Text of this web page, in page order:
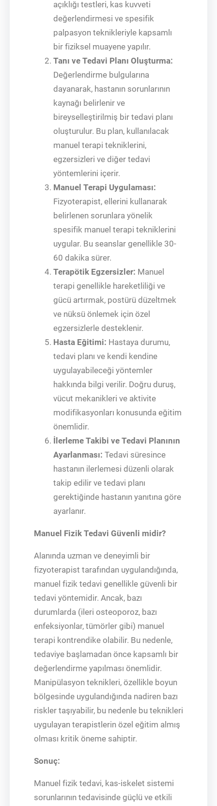
açıklığı testleri, kas kuvveti
değerlendirmesi ve spesifik
palpasyon teknikleriyle kapsamlı
bir fiziksel muayene yapılır.
Tanı ve Tedavi Planı Oluşturma:
Değerlendirme bulgularına
dayanarak, hastanın sorunlarının
kaynağı belirlenir ve
bireyselleştirilmiş bir tedavi planı
oluşturulur. Bu plan, kullanılacak
manuel terapi tekniklerini,
egzersizleri ve diğer tedavi
yöntemlerini içerir.
Manuel Terapi Uygulaması:
Fizyoterapist, ellerini kullanarak
belirlenen sorunlara yönelik
spesifik manuel terapi tekniklerini
uygular. Bu seanslar genellikle 30-
60 dakika sürer.
Terapötik Egzersizler: Manuel
terapi genellikle hareketliliği ve
gücü artırmak, postürü düzeltmek
ve nüksü önlemek için özel
egzersizlerle desteklenir.
Hasta Eğitimi: Hastaya durumu,
tedavi planı ve kendi kendine
uygulayabileceği yöntemler
hakkında bilgi verilir. Doğru duruş,
vücut mekanikleri ve aktivite
modifikasyonları konusunda eğitim
önemlidir.
İlerleme Takibi ve Tedavi Planının
Ayarlanması: Tedavi süresince
hastanın ilerlemesi düzenli olarak
takip edilir ve tedavi planı
gerektiğinde hastanın yanıtına göre
ayarlanır.
Manuel Fizik Tedavi Güvenli midir?
Alanında uzman ve deneyimli bir
fizyoterapist tarafından uygulandığında,
manuel fizik tedavi genellikle güvenli bir
tedavi yöntemidir. Ancak, bazı
durumlarda (ileri osteoporoz, bazı
enfeksiyonlar, tümörler gibi) manuel
terapi kontrendike olabilir. Bu nedenle,
tedaviye başlamadan önce kapsamlı bir
değerlendirme yapılması önemlidir.
Manipülasyon teknikleri, özellikle boyun
bölgesinde uygulandığında nadiren bazı
riskler taşıyabilir, bu nedenle bu teknikleri
uygulayan terapistlerin özel eğitim almış
olması kritik öneme sahiptir.
Sonuç:
Manuel fizik tedavi, kas-iskelet sistemi
sorunlarının tedavisinde güçlü ve etkili